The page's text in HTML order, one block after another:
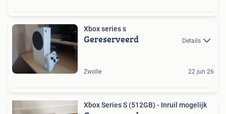
Xbox series s
Gereserveerd Details
Zwolle 22 jun 26
Xbox Series S (512GB) - Inruil mogelijk